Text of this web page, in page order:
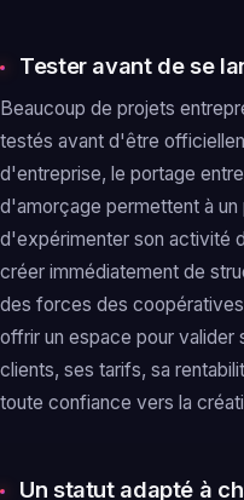
Tester avant de se
Beaucoup de projets
testés avant d'être
d'entreprise, le portage
d'amorçage permettent à
d'expérimenter son activité
créer immédiatement de
des forces des
offrir un espace pour valider
clients, ses tarifs, sa
toute confiance vers la
Un statut adapté à